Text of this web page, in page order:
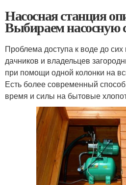
Насосная станция
Выбираем насосную
Проблема доступа к воде до сих
дачников и владельцев
при помощи одной колонки на
Есть более современный
время и силы на бытовые